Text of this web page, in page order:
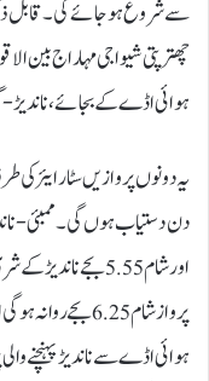
سے شروع ہو جائے گی۔ قابل
چھترپتی شیواجی مہاراج بین
ہوائی اڈے کے بجائے،
یہ دونوں پروازیں سٹار ایئر
اور شام 5.55 بجے